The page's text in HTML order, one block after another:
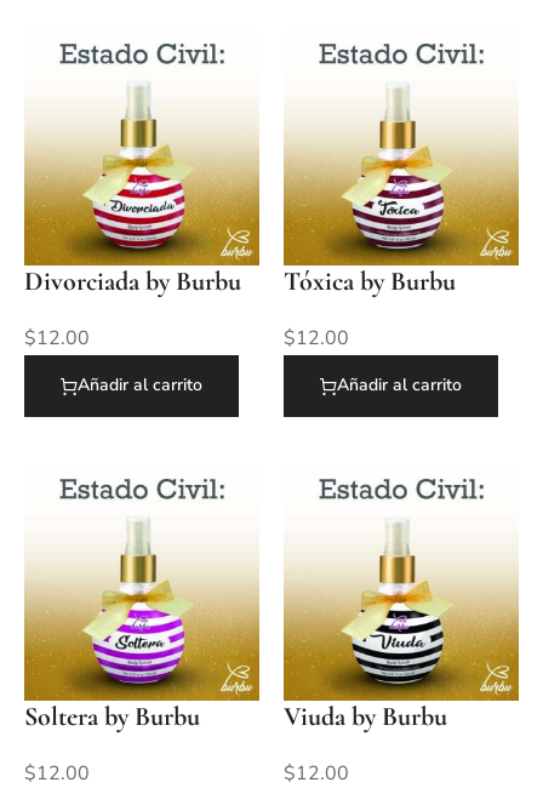
Divorciada by Burbu
$12.00
Añadir al carrito
Tóxica by Burbu
$12.00
Añadir al carrito
Soltera by Burbu
$12.00
Viuda by Burbu
$12.00